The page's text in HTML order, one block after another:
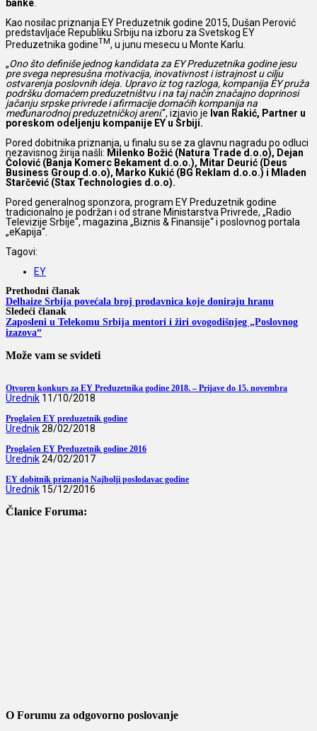
banke
Kao nosilac priznanja EY Preduzetnik godine 2015, Dušan Perović
predstavljaće Republiku Srbiju na izboru za Svetskog EY
Preduzetnika godineTM, u junu mesecu u Monte Karlu.
„Ono što definiše jednog kandidata za EY Preduzetnika godine jesu
pre svega nepresušna motivacija, inovativnost i istrajnost u cilju
ostvarenja poslovnih ideja. Upravo iz tog razloga, kompanija EY pruža
podršku domaćem preduzetništvu i na taj način značajno doprinosi
jačanju srpske privrede i afirmacije domaćih kompanija na
međunarodnoj preduzetničkoj areni.“, izjavio je Ivan Rakić, Partner u
poreskom odeljenju kompanije EY u Srbiji.
Pored dobitnika priznanja, u finalu su se za glavnu nagradu po odluci
nezavisnog žirija našli: Milenko Božić (Natura Trade d.o.o), Dejan
Čolović (Banja Komerc Bekament d.o.o.), Mitar Deurić (Deus
Business Group d.o.o), Marko Kukić (BG Reklam d.o.o.) i Mladen
Starčević (Stax Technologies d.o.o).
Pored generalnog sponzora, program EY Preduzetnik godine
tradicionalno je podržan i od strane Ministarstva Privrede, „Radio
Televizije Srbije“, magazina „Biznis & Finansije“ i poslovnog portala
„eKapija“.
Tagovi:
EY
Prethodni članak
Delhaize Srbija povećala broj prodavnica koje doniraju hranu
Sledeći članak
Zaposleni u Telekomu Srbija mentori i žiri ovogodišnjeg „Poslovnog
izazova“
Može vam se svideti
Otvoren konkurs za EY Preduzetnika godine 2018. – Prijave do 15. novembra
Urednik 11/10/2018
Proglašen EY preduzetnik godine
Urednik28/02/2018
Proglašen EY Preduzetnik godine 2016
Urednik24/02/2017
EY dobitnik priznanja Najbolji poslodavac godine
Urednik 15/12/2016
Članice Foruma:
O Forumu za odgovorno poslovanje